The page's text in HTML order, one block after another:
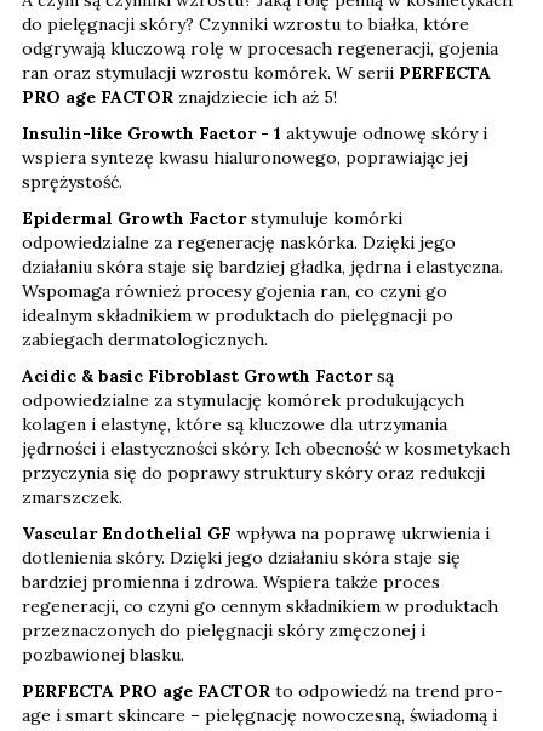
do pielęgnacji skóry? Czynniki wzrostu to białka, które
odgrywają kluczową rolę w procesach regeneracji, gojenia
ran oraz stymulacji wzrostu komórek. W serii PERFECTA
PRO age FACTOR znajdziecie ich aż 5!
Insulin-like Growth Factor - 1 aktywuje odnowę skóry i
wspiera syntezę kwasu hialuronowego, poprawiając jej
sprężystość.
Epidermal Growth Factorstymuluje komórki
odpowiedzialne za regenerację naskórka. Dzięki jego
działaniu skóra staje się bardziej gładka, jędrna i elastyczna.
Wspomaga również procesy gojenia ran, co czyni go
idealnym składnikiem w produktach do pielęgnacji po
zabiegach dermatologicznych.
Acidic & basic Fibroblast Growth Factorsą
odpowiedzialne za stymulację komórek produkujących
kolagen i elastynę, które są kluczowe dla utrzymania
jędrności i elastyczności skóry. Ich obecność w kosmetykach
przyczynia się do poprawy struktury skóry oraz redukcji
zmarszczek.
Vascular Endothelial GF wpływa na poprawę ukrwienia i
dotlenienia skóry. Dzięki jego działaniu skóra staje się
bardziej promienna i zdrowa. Wspiera także proces
regeneracji, co czyni go cennym składnikiem w produktach
przeznaczonych do pielęgnacji skóry zmęczonej i
pozbawionej blasku.
PERFECTA PRO age FACTOR to odpowiedź na trend pro-
age i smart skincare – pielęgnację nowoczesną, świadomą i